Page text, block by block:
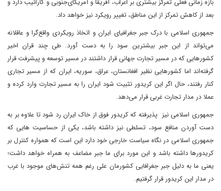
بازه زمانی فعلی تمرکز بیشتری بر اعراب، آفریقا و آمریکای‌جنوبی و کارائیب دارد و
بعد از کاهش تمرکز از این مناطق، تغییر رویکرد نیز خواهد داد.
جمهوری اسلامی با درک جبر جغرافیای ایران و اتخاذ رویکردی واقع‌گرا و عاقلانه
‌می‌تواند از این جبر بیشترین سود را به دست آورد. طی چند قران اخیر
کشورهایی که در مسیر تجارت‌ جهانی قرار داشتند در مسیر توسعه و پیشرفت قرار
گرفته‌اند اما کشورهایی نظیر افغانستان، عراق، سوریه، ایران که از مسیر تجاری
کنار رفتند، ‌حال اگر این کریدور تثبیت شود ایران را به مسیر تجارت وارد کرده و
عملا در مدار تجارت غربی قرار می‌‌دهد.
جمهوری اسلامی نیز پذیرفته که کریدور فوق از خاک ایران رد شود تا علاوه بر به
دست آوردن منافع سود، تسلطی نیز داشته باشد، یکی از حساسیت هایی‌ که
جمهوری اسلامی در نگاه سیاست خارجی خود دارد این است که همواره کنترل بر
کریدورها داشته باشد و این مورد برای ما جبر مضاعف به همراه خواهد داشت؛
یعنی ما به دلیل جبر جغرافایی کشورمان علی رغم همه تنش‌های موجود با غرب
در مدار این کریدور قرار گرفتیم.